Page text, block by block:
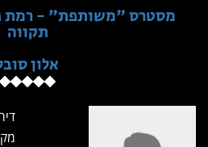
מסטרס "משותפת" - רמת
תקווה
אלון